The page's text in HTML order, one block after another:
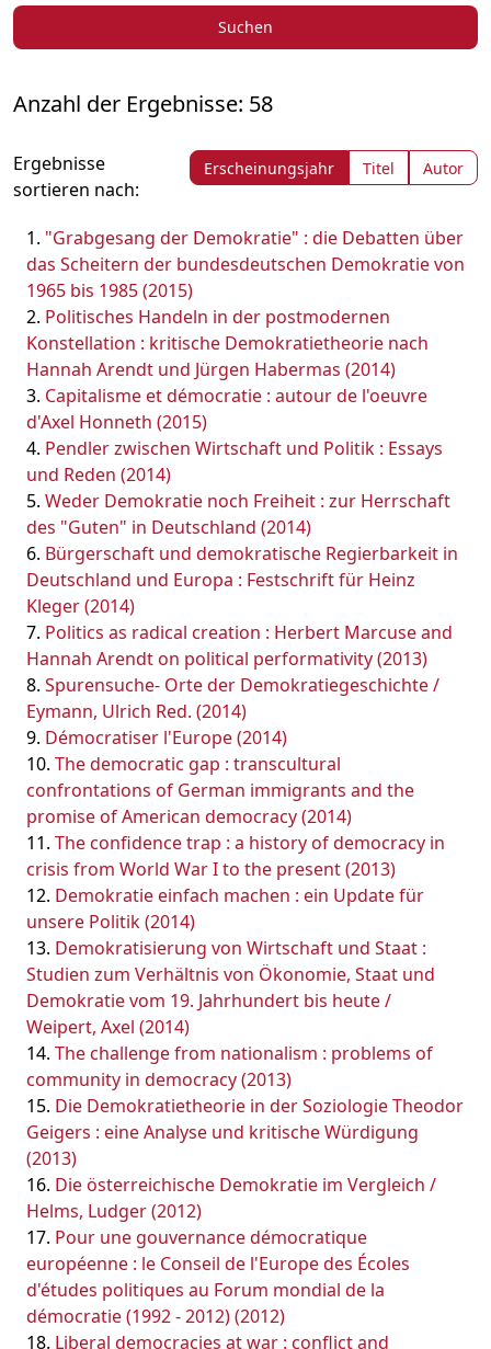
Suchen
Anzahl der Ergebnisse: 58
Ergebnisse
sortieren nach:
Erscheinungsjahr Titel Autor
"Grabgesang der Demokratie" : die Debatten über
das Scheitern der bundesdeutschen Demokratie von
1965 bis 1985 (2015)
Politisches Handeln in der postmodernen
Konstellation : kritische Demokratietheorie nach
Hannah Arendt und Jürgen Habermas (2014)
Capitalisme et démocratie : autour de l'oeuvre
d'Axel Honneth (2015)
Pendler zwischen Wirtschaft und Politik : Essays
und Reden (2014)
Weder Demokratie noch Freiheit : zur Herrschaft
des "Guten" in Deutschland (2014)
Bürgerschaft und demokratische Regierbarkeit in
Deutschland und Europa : Festschrift für Heinz
Kleger (2014)
Politics as radical creation : Herbert Marcuse and
Hannah Arendt on political performativity (2013)
Spurensuche- Orte der Demokratiegeschichte /
Eymann, Ulrich Red. (2014)
Démocratiser l'Europe (2014)
The democratic gap : transcultural
confrontations of German immigrants and the
promise of American democracy (2014)
The confidence trap : a history of democracy in
crisis from World War I to the present (2013)
Demokratie einfach machen : ein Update für
unsere Politik (2014)
Demokratisierung von Wirtschaft und Staat :
Studien zum Verhältnis von Ökonomie, Staat und
Demokratie vom 19. Jahrhundert bis heute /
Weipert, Axel (2014)
The challenge from nationalism : problems of
community in democracy (2013)
Die Demokratietheorie in der Soziologie Theodor
Geigers : eine Analyse und kritische Würdigung
(2013)
Die österreichische Demokratie im Vergleich /
Helms, Ludger (2012)
Pour une gouvernance démocratique
européenne : le Conseil de l'Europe des Écoles
d'études politiques au Forum mondial de la
démocratie (1992 - 2012) (2012)
Liberal democracies at war : conflict and